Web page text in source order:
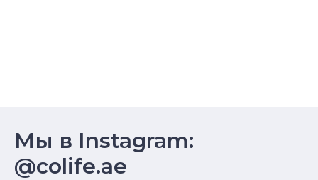
Мы в Instagram:
@colife.ae